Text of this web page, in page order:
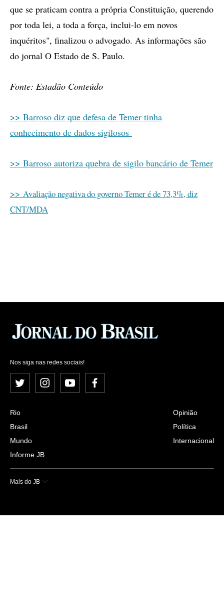
que se praticam contra a própria Constituição, querendo
por toda lei, a toda a força, inclui-lo em novos
inquéritos", finalizou o advogado. As informações são
do jornal O Estado de S. Paulo.
Fonte: Estadão Conteúdo
>> Barroso diz que defesa de Temer tinha
conhecimento de dados sigilosos
>> Barroso autoriza quebra de sigilo bancário de Temer
>> Avaliação negativa do governo Temer é de 73,3%, diz
CNT/MDA
Nos siga nas redes sociais!
Twitter InstagramYouTubeFacebook
Rio
Brasil
Mundo
Informe JB
Opinião
Política
Internacional
Mais do JB
Esportes